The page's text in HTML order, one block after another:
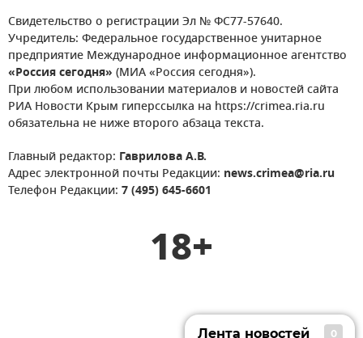
Свидетельство о регистрации Эл № ФС77-57640.
Учредитель: Федеральное государственное унитарное
предприятие Международное информационное агентство
«Россия сегодня» (МИА «Россия сегодня»).
При любом использовании материалов и новостей сайта
РИА Новости Крым гиперссылка на https://crimea.ria.ru
обязательна не ниже второго абзаца текста.
Главный редактор: Гаврилова А.В.
Адрес электронной почты Редакции: news.crimea@ria.ru
Телефон Редакции: 7 (495) 645-6601
18+
Лента новостей 0